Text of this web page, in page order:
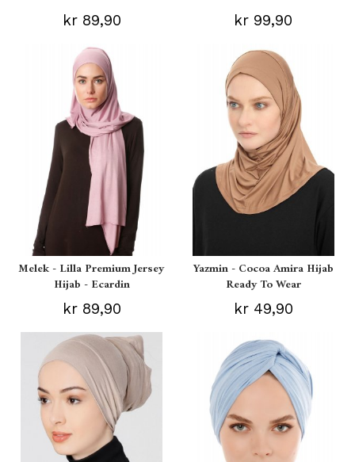
kr 89,90 kr 99,90
Melek - Lilla Premium Jersey
Hijab - Ecardin
kr 89,90
Yazmin - Cocoa Amira Hijab
Ready To Wear
kr 49,90